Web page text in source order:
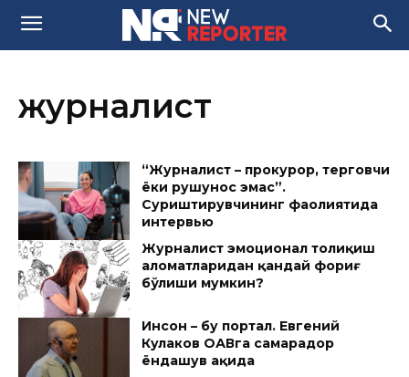
журналист
“Журналист – прокурор, терговчи
ёки руҳшунос эмас”.
Суриштирувчининг фаолиятида
интервью
Журналист эмоционал толиқиш
аломатларидан қандай фориғ
бўлиши мумкин?
Инсон – бу портал. Евгений
Кулаков ОАВга самарадор
ёндашув ҳақида